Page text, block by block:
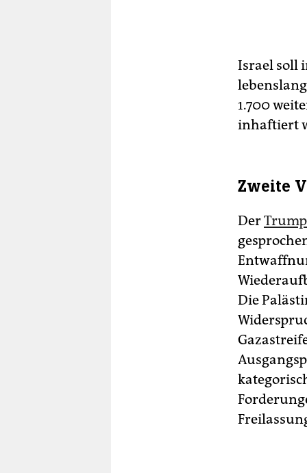
Israel soll
1.700
inhaftiert
Zweite
Der
Die